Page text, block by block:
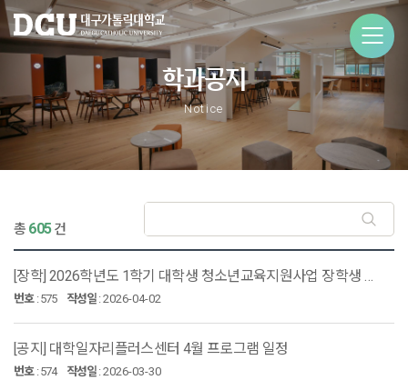
학과공지
Notice
총 605건
[장학] 2026학년도 1학기 대학생 청소년교육지원사업 장학생 모집 안내
번호:575 작성일 :2026-04-02
[공지] 대학일자리플러스센터 4월 프로그램 일정
번호:574 작성일 :2026-03-30